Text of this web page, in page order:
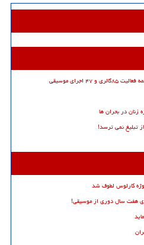
موسیقی
زنان در بحران ها
تبلیغ نمی ترسد!
کارلوس لطوف شد
هفت سال دوری از موسیقی!